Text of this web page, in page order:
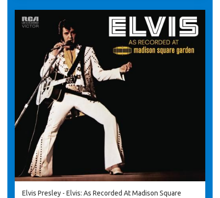
Elvis Presley - Elvis: As Recorded At Madison Square